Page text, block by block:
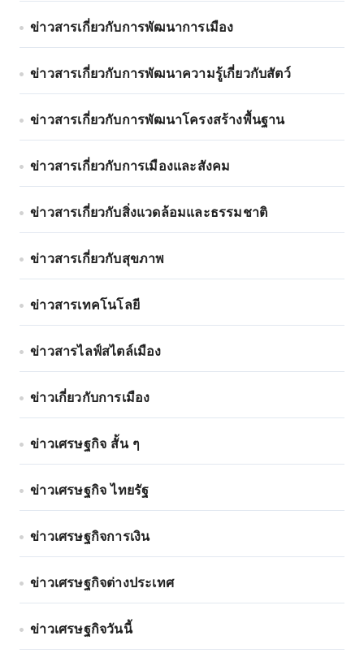
ข่าวสารเกี่ยวกับการพัฒนาการเมือง
ข่าวสารเกี่ยวกับการพัฒนาความรู้เกี่ยวกับสัตว์
ข่าวสารเกี่ยวกับการพัฒนาโครงสร้างพื้นฐาน
ข่าวสารเกี่ยวกับการเมืองและสังคม
ข่าวสารเกี่ยวกับสิ่งแวดล้อมและธรรมชาติ
ข่าวสารเกี่ยวกับสุขภาพ
ข่าวสารเทคโนโลยี
ข่าวสารไลฟ์สไตล์เมือง
ข่าวเกี่ยวกับการเมือง
ข่าวเศรษฐกิจ สั้น ๆ
ข่าวเศรษฐกิจ ไทยรัฐ
ข่าวเศรษฐกิจการเงิน
ข่าวเศรษฐกิจต่างประเทศ
ข่าวเศรษฐกิจวันนี้